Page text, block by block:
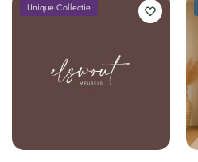
Unique Collectie